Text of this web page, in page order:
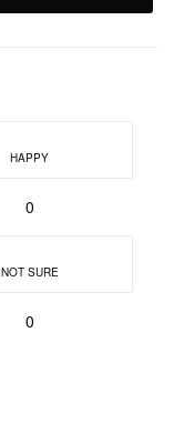
HAPPY
0
NOT SURE
0